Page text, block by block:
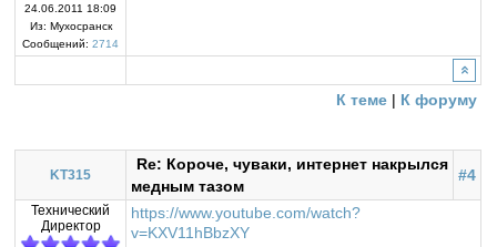
24.06.2011 18:09
Из: Мухосранск
Сообщений: 2714
К теме | К форуму
KT315
Re: Короче, чуваки, интернет накрылся
медным тазом
#4
Технический
Директор
https://www.youtube.com/watch?
v=KXV11hBbzXY